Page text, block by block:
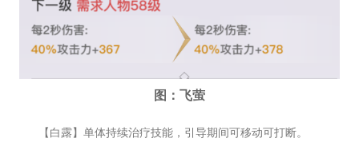
图：飞萤
【白露】单体持续治疗技能，引导期间可移动可打断。